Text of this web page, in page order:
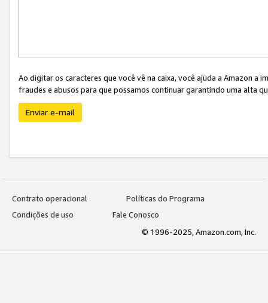
Ao digitar os caracteres que você vê na caixa, você ajuda a Amazon
fraudes e abusos para que possamos continuar garantindo uma alta
Enviar e-mail
Contrato operacional
Políticas do Programa
Condições de uso
Fale Conosco
© 1996-2025, Amazon.com, Inc.